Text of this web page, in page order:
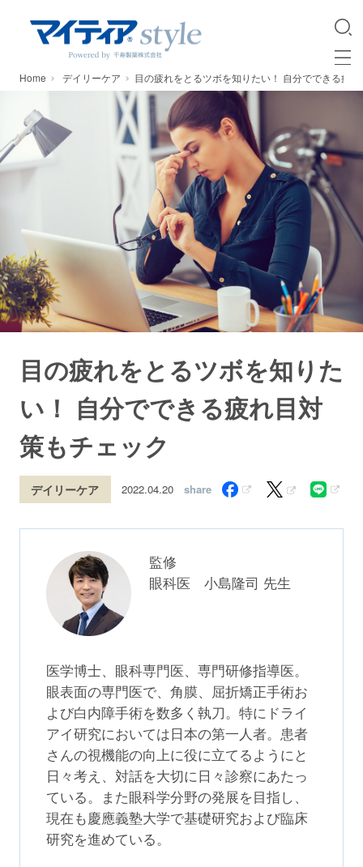
Home デイリーケア 目の疲れをとるツボを知りたい！ 自分でできる疲
目の疲れをとるツボを知りた
い！ 自分でできる疲れ目対
策もチェック
デイリーケア 2022.04.20 share
監修
眼科医 小島隆司 先生
医学博士、眼科専門医、専門研修指導医。
眼表面の専門医で、角膜、屈折矯正手術お
よび白内障手術を数多く執刀。特にドライ
アイ研究においては日本の第一人者。患者
さんの視機能の向上に役に立てるようにと
日々考え、対話を大切に日々診察にあたっ
ている。また眼科学分野の発展を目指し、
現在も慶應義塾大学で基礎研究および臨床
研究を進めている。